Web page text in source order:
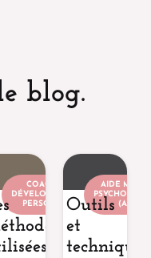
blog.
COACH EN
DÉVELOPPEMENT
PERSONNEL
AIDE
(AMP)
Outils
et
techniques